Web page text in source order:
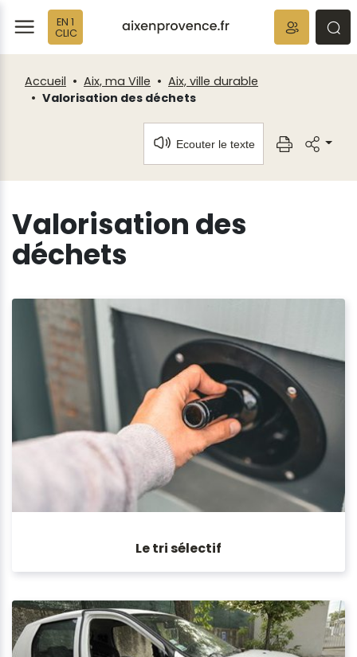
EN 1
CLIC
Accueil Aix, ma Ville
Aix, ville durable
Valorisation des déchets
Ecouter le texte
Valorisation des
déchets
Le tri sélectif
Fenêtre
de
chat
Panneau de gestion des cookies